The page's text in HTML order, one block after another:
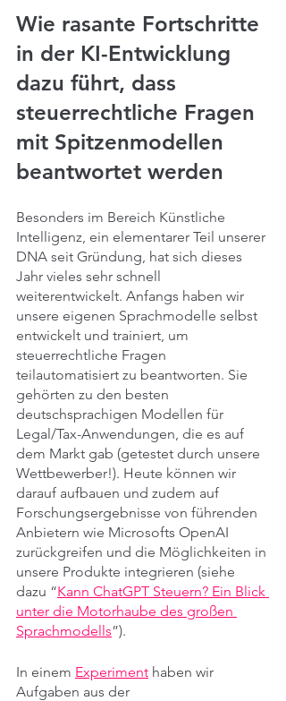
Wie rasante Fortschritte
in der KI-Entwicklung
dazu führt, dass
steuerrechtliche Fragen
mit Spitzenmodellen
beantwortet werden
Besonders im Bereich Künstliche
Intelligenz, ein elementarer Teil unserer
DNA seit Gründung, hat sich dieses
Jahr vieles sehr schnell
weiterentwickelt. Anfangs haben wir
unsere eigenen Sprachmodelle selbst
entwickelt und trainiert, um
steuerrechtliche Fragen
teilautomatisiert zu beantworten. Sie
gehörten zu den besten
deutschsprachigen Modellen für
Legal/Tax-Anwendungen, die es auf
dem Markt gab (getestet durch unsere
Wettbewerber!). Heute können wir
darauf aufbauen und zudem auf
Forschungsergebnisse von führenden
Anbietern wie Microsofts OpenAI
zurückgreifen und die Möglichkeiten in
unsere Produkte integrieren (siehe
dazu “Kann ChatGPT Steuern? Ein Blick
unter die Motorhaube des großen
Sprachmodells”).
In einem Experiment haben wir
Aufgaben aus der